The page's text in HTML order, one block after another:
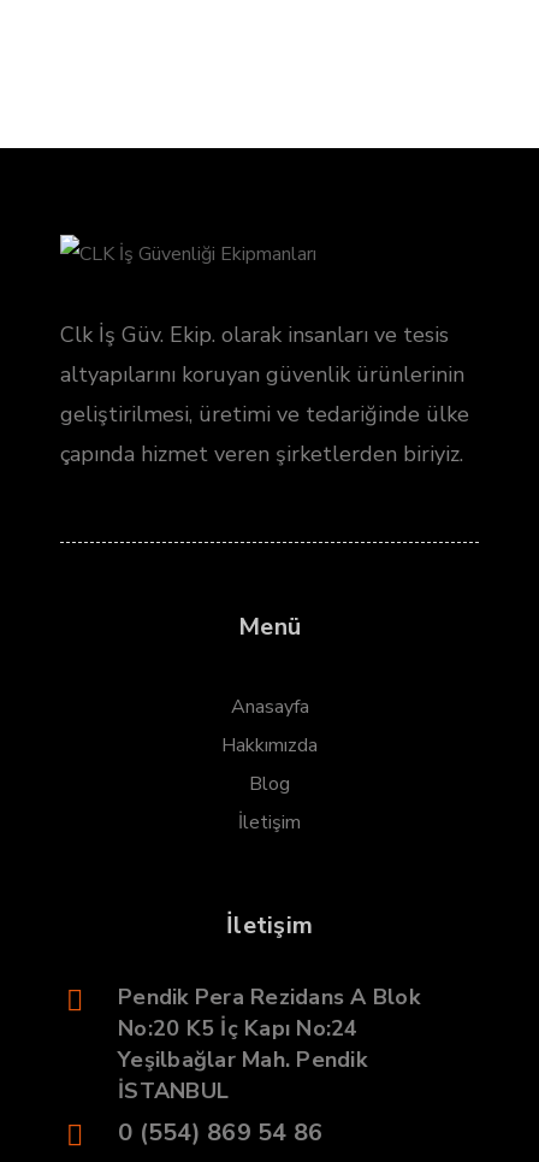
Clk İş Güv. Ekip. olarak insanları ve tesis
altyapılarını koruyan güvenlik ürünlerinin
geliştirilmesi, üretimi ve tedariğinde ülke
çapında hizmet veren şirketlerden biriyiz.
Menü
Anasayfa
Hakkımızda
Blog
İletişim
İletişim
Pendik Pera Rezidans A Blok
No:20 K5 İç Kapı No:24
Yeşilbağlar Mah. Pendik
İSTANBUL
0 (554) 869 54 86